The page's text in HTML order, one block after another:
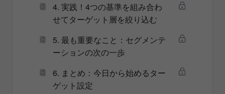
4. 実践！4つの基準を組み合わ
せてターゲット層を絞り込む
5. 最も重要なこと：セグメンテ
ーションの次の一歩
6. まとめ：今日から始めるター
ゲット設定